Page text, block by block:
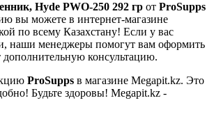
Hyde PWO-250 292 гр от ProSupps
вы можете в интернет-магазине
по всему Казахстану! Если у вас
наши менеджеры помогут вам оформить
дополнительную консультацию.
ProSupps в магазине Megapit.kz. Это
Будьте здоровы! Megapit.kz -